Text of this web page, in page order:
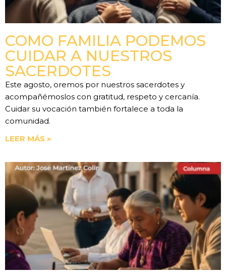
COMO FAMILIA PODEMOS
CUIDAR A NUESTROS
SACERDOTES
Este agosto, oremos por nuestros sacerdotes y
acompañémoslos con gratitud, respeto y cercanía.
Cuidar su vocación también fortalece a toda la
comunidad.
LEER MÁS »